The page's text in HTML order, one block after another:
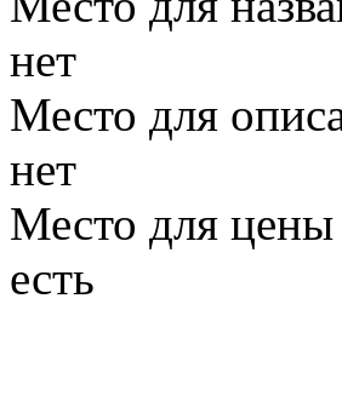
нет
Место для
нет
Место для цены
есть